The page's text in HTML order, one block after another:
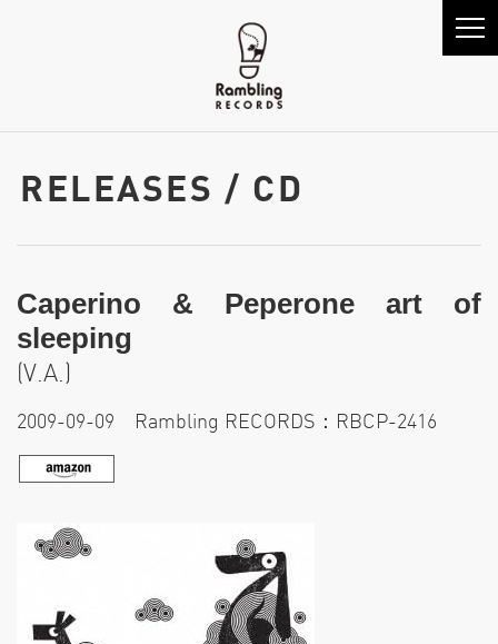
RELEASES / CD
Caperino & Peperone art of
sleeping
(V.A.)
2009-09-09 Rambling RECORDS：RBCP-2416